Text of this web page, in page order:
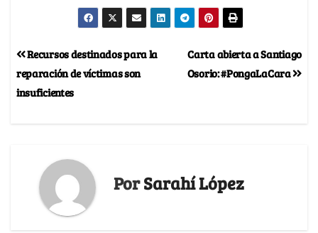
Carta abierta a Santiago
Osorio: #PongaLaCara
Recursos destinados para la
reparación de víctimas son
insuficientes
PorSarahí López